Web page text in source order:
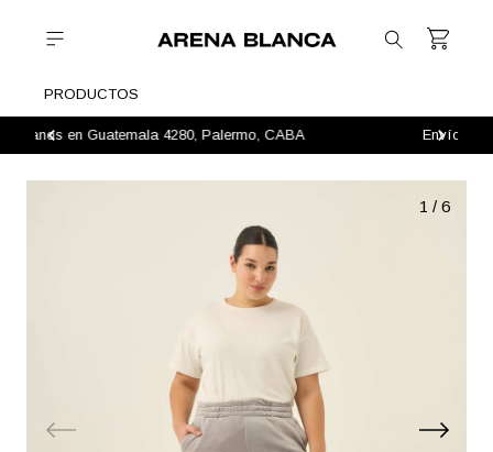
PRODUCTOS
Envíos a todo el país / 3 y 6 cuotas sin interés
1 / 6